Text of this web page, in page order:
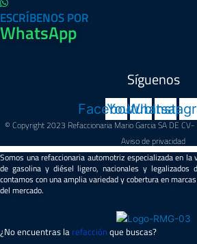
ESCRÍBENOS POR
WhatsApp
Síguenos
Facebook
Youtube
Whatsapp
© Copyright 2023 Refaccionaria Mario Garcia SA DE
Aviso de privacidad
Somos una refaccionaria automotriz especializada en
de gasolina y diésel ligero, nacionales y legalizados
contamos con una amplia variedad y cobertura en
del mercado.
¿No encuentras la refacción que buscas?